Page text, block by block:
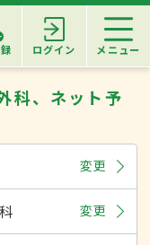
ログイン メニュー
科、ネット予
変更
変更